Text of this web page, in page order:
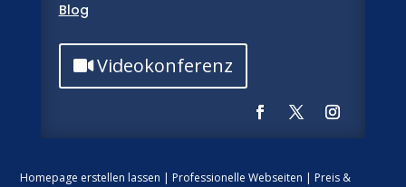
Blog
Videokonferenz
Homepage erstellen lassen | Professionelle Webseiten | Preis &